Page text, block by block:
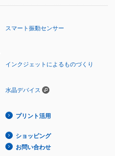
スマート振動センサー
インクジェットによるものづくり
水晶デバイス
プリント活用
ショッピング
お問い合わせ